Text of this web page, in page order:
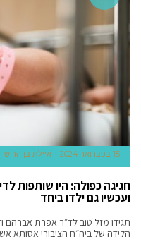
15 בפברואר 2024 איילת בן הרוש
חגיגה כפולה: היו שותפות
ועכשיו גם ילדו ביחד
תגידו מזל טוב לד״ר אפרת אברהם
הלידה של ביה״ח הציבורי אסותא